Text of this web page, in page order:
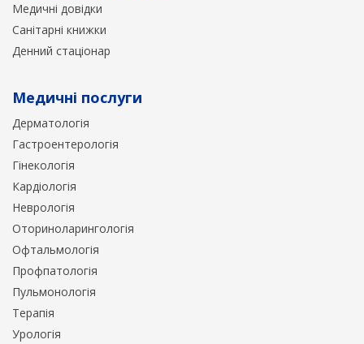
Медичні довідки
Санітарні книжки
Денний стаціонар
Медичні послуги
Дерматологія
Гастроентерологія
Гінекологія
Кардіологія
Неврологія
Оториноларингологія
Офтальмологія
Профпатологія
Пульмонологія
Терапія
Урологія